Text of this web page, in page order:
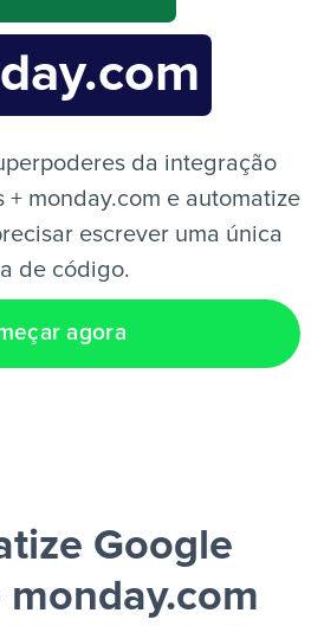
PT
da integração
+ monday.com e automatize
escrever uma única
de código.
agora
Google
monday.com